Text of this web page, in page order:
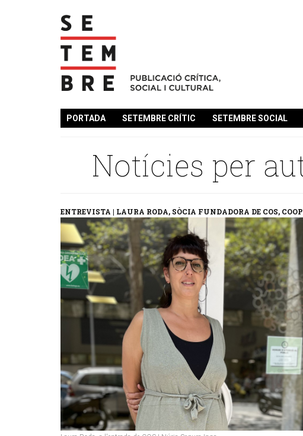
PORTADA SETEMBRE CRÍTIC SETEMBRE SOCIAL
Notícies per
ENTREVISTA | LAURA RODA, SÒCIA FUNDADORA DE COS,